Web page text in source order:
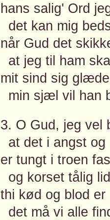
hans salig' Ord
det kan mig
når Gud det
at jeg til ham
mit sind sig
min sjæl vil han
3. O Gud, jeg vel
at det i angst og
er tungt i troen
og korset tålig
thi kød og blod
det må vi alle